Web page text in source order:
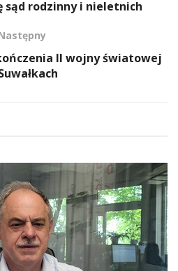
sąd rodzinny i nieletnich
II wojny światowej